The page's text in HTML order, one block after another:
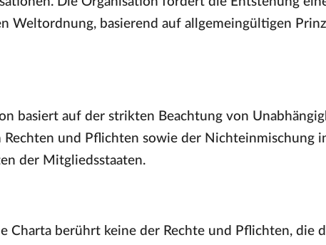
Weltordnung, basierend auf allgemeingültigen
basiert auf der strikten Beachtung von
und Pflichten sowie der Nichteinmischung
der Mitgliedsstaaten.
Charta berührt keine der Rechte und Pflichten, die